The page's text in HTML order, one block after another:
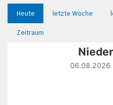
Heute letzte Woche
Zeitraum
Bar chart with 151 bars.
06.08.2026